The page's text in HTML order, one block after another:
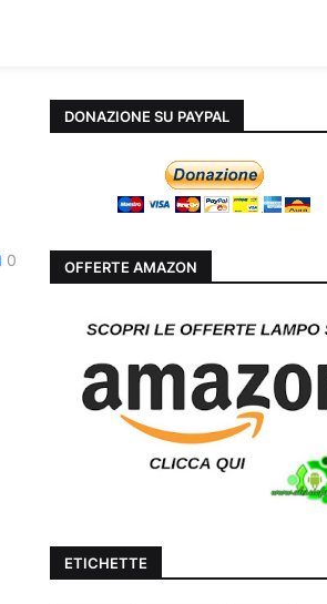
0
DONAZIONE SU PAYPAL
OFFERTE AMAZON
ETICHETTE